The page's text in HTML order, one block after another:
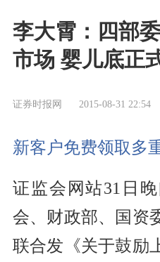
李大霄：四部
市场 婴儿底正
证券时报网 2015-08-31 22:54
新客户免费领取多
证监会网站31日
会、财政部、国资
联合发《关于鼓励